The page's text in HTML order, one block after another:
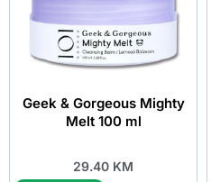
Geek & Gorgeous Mighty
Melt 100 ml
29.40 KM